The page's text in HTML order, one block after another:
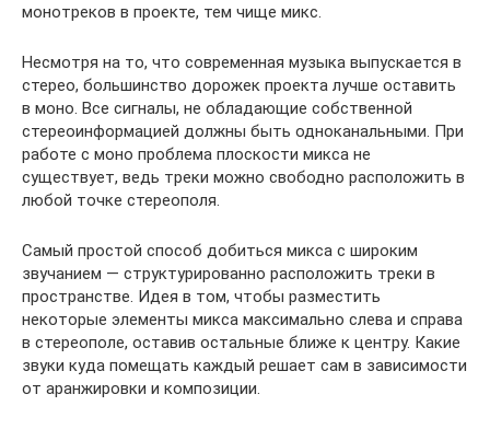
монотреков в проекте, тем чище микс.
Несмотря на то, что современная музыка выпускается в
стерео, большинство дорожек проекта лучше оставить
в моно. Все сигналы, не обладающие собственной
стереоинформацией должны быть одноканальными. При
работе с моно проблема плоскости микса не
существует, ведь треки можно свободно расположить в
любой точке стереополя.
Самый простой способ добиться микса с широким
звучанием — структурированно расположить треки в
пространстве. Идея в том, чтобы разместить
некоторые элементы микса максимально слева и справа
в стереополе, оставив остальные ближе к центру. Какие
звуки куда помещать каждый решает сам в зависимости
от аранжировки и композиции.